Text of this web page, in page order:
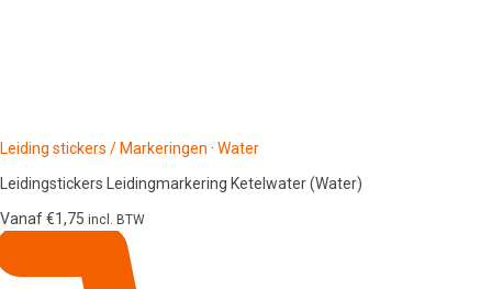
Leiding stickers / Markeringen · Water
Leidingstickers Leidingmarkering Ketelwater (Water)
Vanaf€1,75 incl. BTW